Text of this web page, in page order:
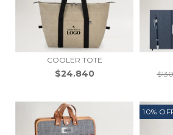
COOLER TOTE
$24.840
10%